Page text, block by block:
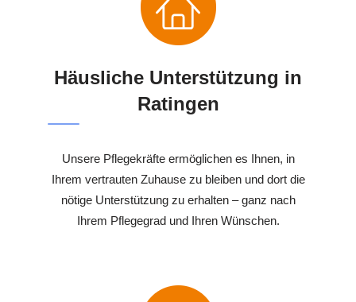
Häusliche Unterstützung in
Ratingen
Unsere Pflegekräfte ermöglichen es Ihnen, in
Ihrem vertrauten Zuhause zu bleiben und dort die
nötige Unterstützung zu erhalten – ganz nach
Ihrem Pflegegrad und Ihren Wünschen.